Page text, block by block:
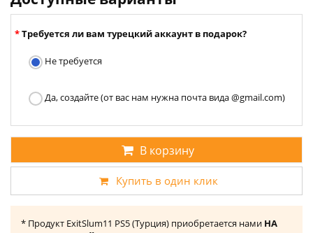
Требуется ли вам турецкий аккаунт в подарок?
Не требуется
Да, создайте (от вас нам нужна почта вида @gmail.com)
В корзину
Купить в один клик
* Продукт ExitSlum11 PS5 (Турция) приобретается нами НА